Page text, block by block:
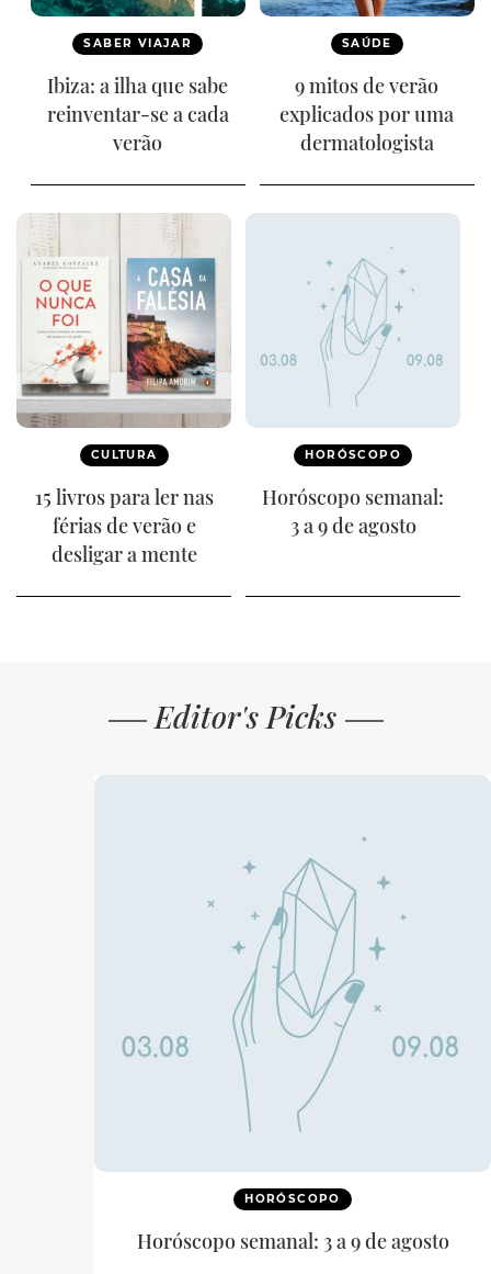
SABER VIAJAR
Ibiza: a ilha que sabe
reinventar-se a cada
verão
SAÚDE
9 mitos de verão
explicados por uma
dermatologista
CULTURA
15 livros para ler nas
férias de verão e
desligar a mente
HORÓSCOPO
Horóscopo semanal:
3 a 9 de agosto
Editor's Picks
HORÓSCOPO
Horóscopo semanal: 3 a 9 de agosto